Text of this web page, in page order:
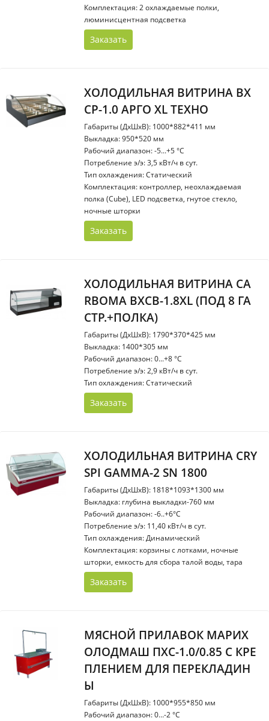
Комплектация: 2 охлаждаемые полки,
люминисцентная подсветка
Заказать
ХОЛОДИЛЬНАЯ ВИТРИНА ВХ
СР-1.0 АРГО XL ТЕХНО
Габариты (ДхШхВ): 1000*882*411 мм
Выкладка: 950*520 мм
Рабочий диапазон: -5...+5 °С
Потребление э/э: 3,5 кВт/ч в сут.
Тип охлаждения: Статический
Комплектация: контроллер, неохлаждаемая
полка (Cube), LED подсветка, гнутое стекло,
ночные шторки
Заказать
ХОЛОДИЛЬНАЯ ВИТРИНА CA
RBOMA ВХСВ-1.8ХL (ПОД 8 ГА
СТР.+ПОЛКА)
Габариты (ДхШхВ): 1790*370*425 мм
Выкладка: 1400*305 мм
Рабочий диапазон: 0...+8 °С
Потребление э/э: 2,9 кВт/ч в сут.
Тип охлаждения: Статический
Заказать
ХОЛОДИЛЬНАЯ ВИТРИНА CRY
SPI GAMMA-2 SN 1800
Габариты (ДхШхВ): 1818*1093*1300 мм
Выкладка: глубина выкладки-760 мм
Рабочий диапазон: -6..+6°С
Потребление э/э: 11,40 кВт/ч в сут.
Тип охлаждения: Динамический
Комплектация: корзины с лотками, ночные
шторки, емкость для сбора талой воды, тара
Заказать
МЯСНОЙ ПРИЛАВОК МАРИХ
ОЛОДМАШ ПХС-1.0/0.85 С КРЕ
ПЛЕНИЕМ ДЛЯ ПЕРЕКЛАДИН
Ы
Габариты (ДхШхВ): 1000*955*850 мм
Рабочий диапазон: 0…-2 °С